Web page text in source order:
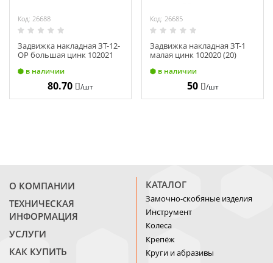
Код: 26688
Задвижка накладная ЗТ-12-
ОР большая цинк 102021
в наличии
80.70 /шт
Код: 26685
Задвижка накладная ЗТ-1
малая цинк 102020 (20)
в наличии
50 /шт
О КОМПАНИИ
ТЕХНИЧЕСКАЯ
ИНФОРМАЦИЯ
УСЛУГИ
КАК КУПИТЬ
КАТАЛОГ
Замочно-скобяные изделия
Инструмент
Колеса
Крепёж
Круги и абразивы